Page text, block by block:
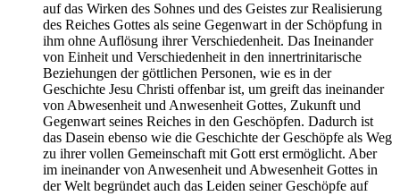
auf das Wirken des Sohnes und des Geistes zur Realisierung
des Reiches Gottes als seine Gegenwart in der Schöpfung in
ihm ohne Auflösung ihrer Verschiedenheit. Das Ineinander
von Einheit und Verschiedenheit in den innertrinitarische
Beziehungen der göttlichen Personen, wie es in der
Geschichte Jesu Christi offenbar ist, um greift das ineinander
von Abwesenheit und Anwesenheit Gottes, Zukunft und
Gegenwart seines Reiches in den Geschöpfen. Dadurch ist
das Dasein ebenso wie die Geschichte der Geschöpfe als Weg
zu ihrer vollen Gemeinschaft mit Gott erst ermöglicht. Aber
im ineinander von Anwesenheit und Abwesenheit Gottes in
der Welt begründet auch das Leiden seiner Geschöpfe auf